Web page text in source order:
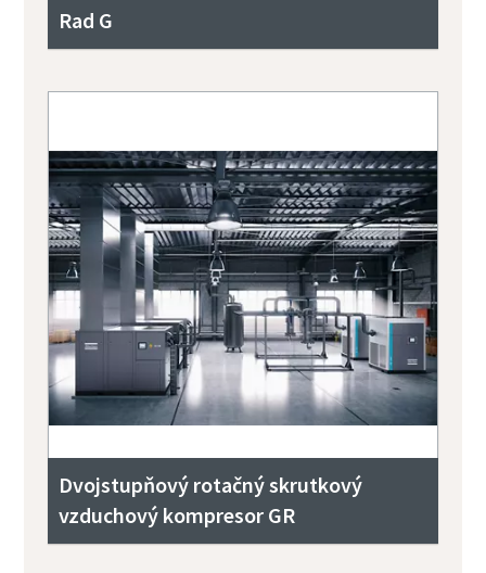
Rad G
Dvojstupňový rotačný skrutkový
vzduchový kompresor GR